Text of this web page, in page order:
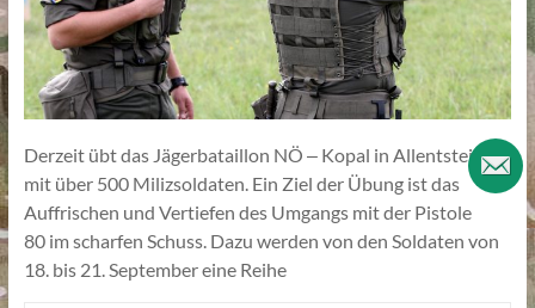
Derzeit übt das Jägerbataillon NÖ ‒ Kopal in Allentsteig
mit über 500 Milizsoldaten. Ein Ziel der Übung ist das
Auffrischen und Vertiefen des Umgangs mit der Pistole
80 im scharfen Schuss. Dazu werden von den Soldaten von
18. bis 21. September eine Reihe